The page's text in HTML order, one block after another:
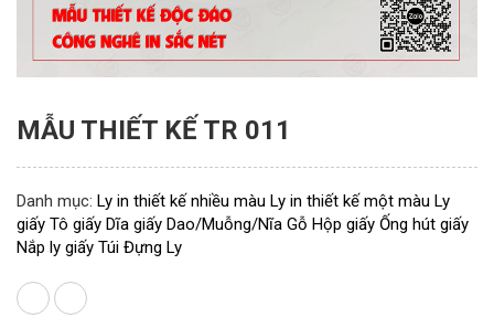
MẪU THIẾT KẾ TR 011
Danh mục: Ly in thiết kế nhiều màu Ly in thiết kế một màu Ly
giấy Tô giấy Dĩa giấy Dao/Muỗng/Nĩa Gỗ Hộp giấy Ống hút giấy
Nắp ly giấy Túi Đựng Ly